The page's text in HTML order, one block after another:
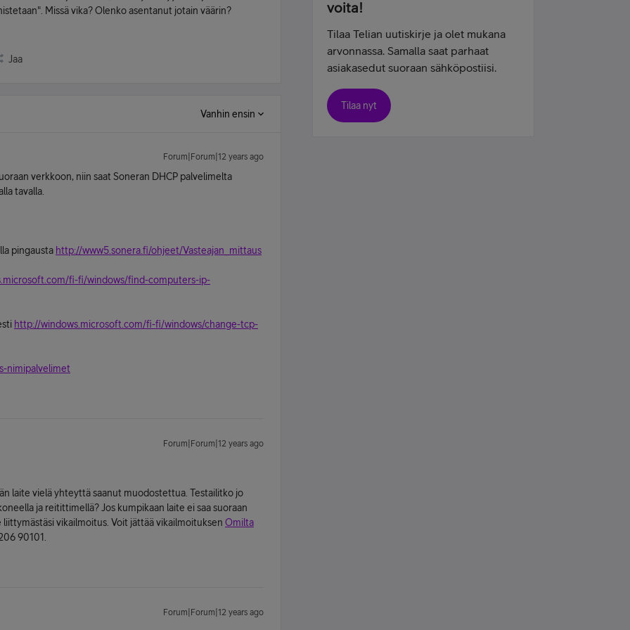
Missä vika? Olenko asentanut jotain väärin?
Jaa
Vanhin ensin
Forum|Forum|12 years ago
verkkoon, niin saat Soneran DHCP palvelimelta
tavalla.
pingausta http://www5.sonera.fi/ohjeet/Vasteajan_mittaus
fi-fi/windows/find-computers-ip-
http://windows.microsoft.com/fi-fi/windows/change-tcp-
nimipalvelimet
Forum|Forum|12 years ago
laite vielä yhteyttä saanut muodostettua. Testailitko jo
ja reitittimellä? Jos kumpikaan laite ei saa suoraan
vikailmoitus. Voit jättää vikailmoituksen Omilta
90101.
Forum|Forum|12 years ago
voita!
Tilaa Telian uutiskirje ja olet mukana
arvonnassa. Samalla saat parhaat
asiakasedut suoraan sähköpostiisi.
Tilaa nyt